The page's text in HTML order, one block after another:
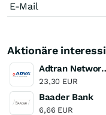
E-Mail
Aktionäre
23,30 EUR
Baader Bank
6,66 EUR